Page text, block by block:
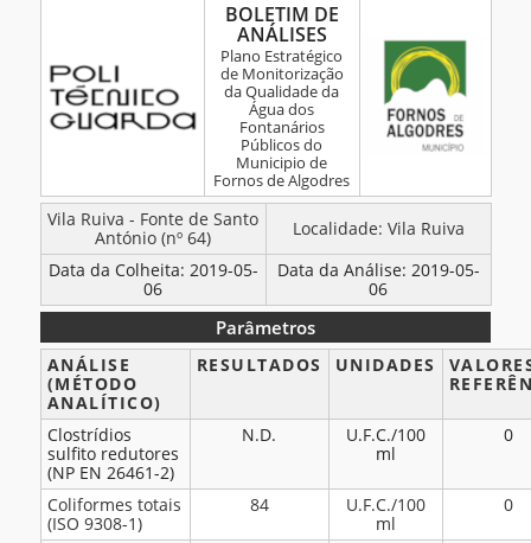
Análises
Fonte
António
BOLETIM DE
ANÁLISES
Plano Estratégico
de Monitorização
da Qualidade da
Água dos
Fontanários
Públicos do
Municipio de
Fornos de Algodres
BOLETIM
ANÁLISES
Vila Ruiva - Fonte de Santo
António (nº 64)
Localidade: Vila Ruiva
Data da Colheita: 2019-05-
06
Data da Análise: 2019-05-
06
Parâmetros
Parâmetros
ANÁLISE
(MÉTODO
ANALÍTICO)
RESULTADOS UNIDADES
Clostrídios
sulfito redutores
(NP EN 26461-2)
N.D.
U.F.C./100
ml
0
Coliformes totais
(ISO 9308-1)
84
U.F.C./100
ml
0